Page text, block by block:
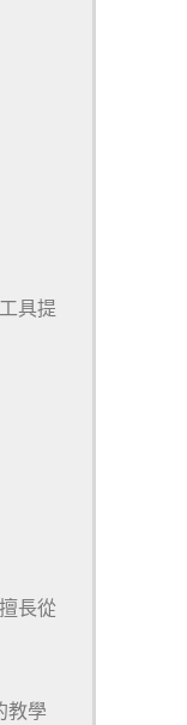
具提
長從
教學